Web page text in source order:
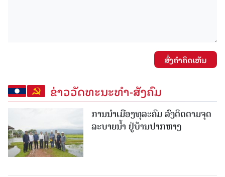
ສົ່ງຄໍາຄິດເຫັນ
ຂ່າວວັດທະນະທຳ-ສັງຄົມ
ການນໍາເມືອງທຸລະຄົມ ລົງຕິດຕາມຈຸດ
ລະບາຍນໍ້າ ຢູ່ບ້ານປາກຫາງ